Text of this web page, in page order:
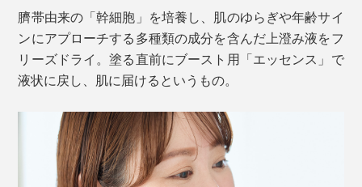
臍帯由来の「幹細胞」を培養し、肌のゆらぎや年齢サイ
ンにアプローチする多種類の成分を含んだ上澄み液をフ
リーズドライ。塗る直前にブースト用「エッセンス」で
液状に戻し、肌に届けるというもの。